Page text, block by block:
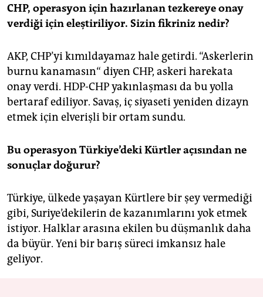
CHP, operasyon için hazırlanan tezkereye onay
verdiği için eleştiriliyor. Sizin fikriniz nedir?
AKP, CHP’yi kımıldayamaz hale getirdi. “Askerlerin
burnu kanamasın“ diyen CHP, askeri harekata
onay verdi. HDP-CHP yakınlaşması da bu yolla
bertaraf ediliyor. Savaş, iç siyaseti yeniden dizayn
etmek için elverişli bir ortam sundu.
Bu operasyon Türkiye’deki Kürtler açısından ne
sonuçlar doğurur?
Türkiye, ülkede yaşayan Kürtlere bir şey vermediği
gibi, Suriye’dekilerin de kazanımlarını yok etmek
istiyor. Halklar arasına ekilen bu düşmanlık daha
da büyür. Yeni bir barış süreci imkansız hale
geliyor.